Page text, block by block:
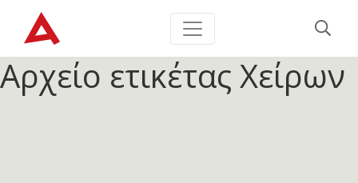
Αρχείο ετικέτας Χείρων